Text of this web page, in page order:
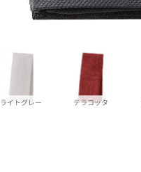
ライトグレー テラコッタ